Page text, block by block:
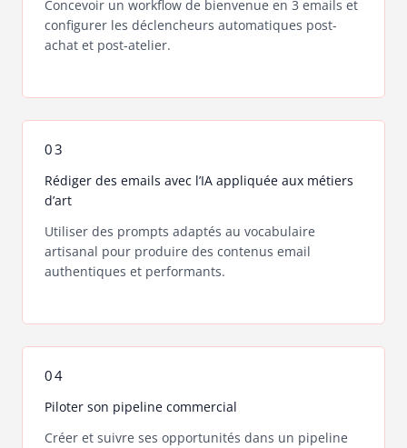
Concevoir un workflow de bienvenue en 3 emails et
configurer les déclencheurs automatiques post-
achat et post-atelier.
03
Rédiger des emails avec l’IA appliquée aux métiers
d’art
Utiliser des prompts adaptés au vocabulaire
artisanal pour produire des contenus email
authentiques et performants.
04
Piloter son pipeline commercial
Créer et suivre ses opportunités dans un pipeline